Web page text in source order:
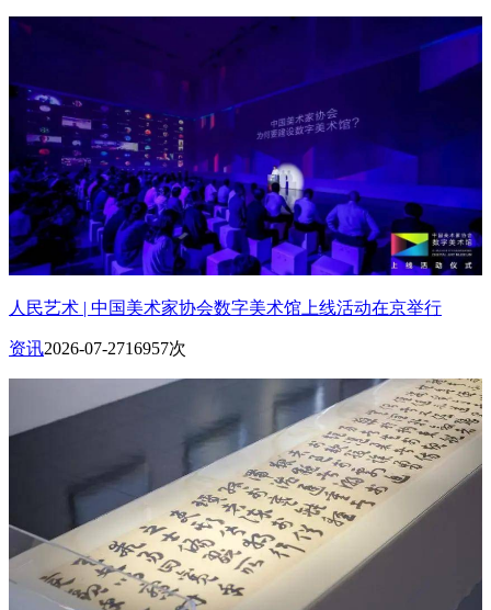
人民艺术 | 中国美术家协会数字美术馆上线活动在京举行
资讯2026-07-2716957次